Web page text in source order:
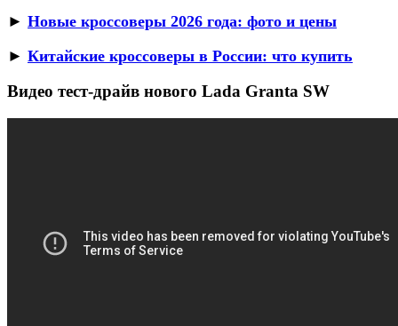
► Новые кроссоверы 2026 года: фото и цены
► Китайские кроссоверы в России: что купить
Видео тест-драйв нового Lada Granta SW